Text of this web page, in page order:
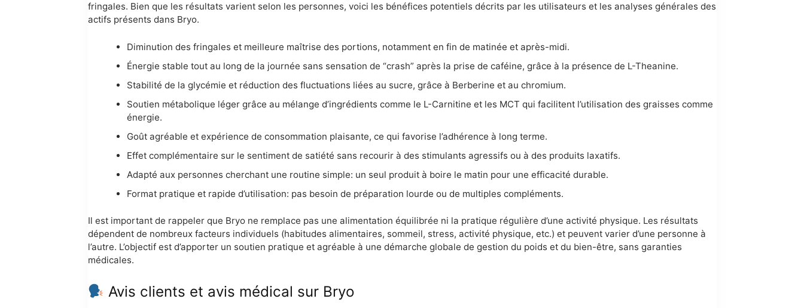
fringales. Bien que les résultats varient selon les personnes, voici les bénéfices potentiels décrits par les utilisateurs et les analyses générales des
actifs présents dans Bryo.
Diminution des fringales et meilleure maîtrise des portions, notamment en fin de matinée et après-midi.
Énergie stable tout au long de la journée sans sensation de “crash” après la prise de caféine, grâce à la présence de L-Theanine.
Stabilité de la glycémie et réduction des fluctuations liées au sucre, grâce à Berberine et au chromium.
Soutien métabolique léger grâce au mélange d’ingrédients comme le L-Carnitine et les MCT qui facilitent l’utilisation des graisses comme
énergie.
Goût agréable et expérience de consommation plaisante, ce qui favorise l’adhérence à long terme.
Effet complémentaire sur le sentiment de satiété sans recourir à des stimulants agressifs ou à des produits laxatifs.
Adapté aux personnes cherchant une routine simple: un seul produit à boire le matin pour une efficacité durable.
Format pratique et rapide d’utilisation: pas besoin de préparation lourde ou de multiples compléments.
Il est important de rappeler que Bryo ne remplace pas une alimentation équilibrée ni la pratique régulière d’une activité physique. Les résultats
dépendent de nombreux facteurs individuels (habitudes alimentaires, sommeil, stress, activité physique, etc.) et peuvent varier d’une personne à
l’autre. L’objectif est d’apporter un soutien pratique et agréable à une démarche globale de gestion du poids et du bien-être, sans garanties
médicales.
Avis clients et avis médical sur Bryo